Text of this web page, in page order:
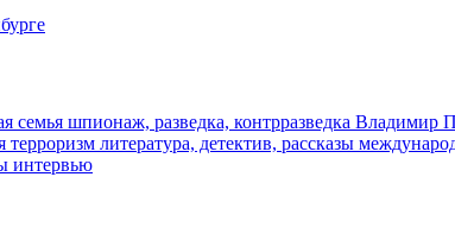
семья шпионаж, разведка, контрразведка Владимир
терроризм литература, детектив, рассказы
интервью